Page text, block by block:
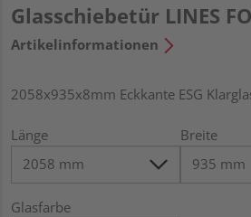
Glasschiebetür LINES
Artikelinformationen
2058x935x8mm Eckkante ESG
Länge Breite
Glasfarbe